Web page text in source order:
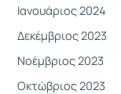
Ιανουάριος 2024
Δεκέμβριος 2023
Νοέμβριος 2023
Οκτώβριος 2023